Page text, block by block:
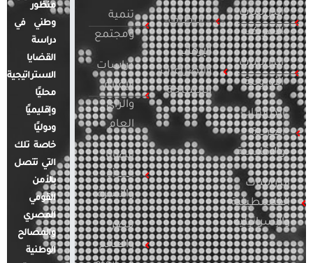
الدراسات
الأمريكية
الدراسات
الأوروبية
الدراسات
العربية
والإقليمية
الدراسات
الفلسطينية
والإسرائيلية
التطرف
الإرهاب
والصراعات
المسلحة
تنمية
ومجتمع
دراسات
الإعلام
والرأي
العام
قضايا
المرأة
والأسرة
مصر
والعالم
منظور
وطني في
دراسة
القضايا
الاستراتيجية
محليًا
وإقليميًا
ودوليًا
خاصة تلك
التي تتصل
بالأمن
القومي
المصري
والمصالح
الوطنية